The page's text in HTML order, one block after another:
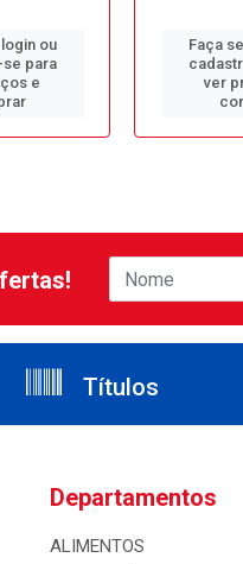
ou
para
e
Faça
ver
Títulos
Departamentos
ALIMENTOS